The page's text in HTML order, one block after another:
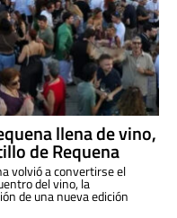
llena de vino,
de Requena
volvió a convertirse el
del vino, la
de una nueva edición